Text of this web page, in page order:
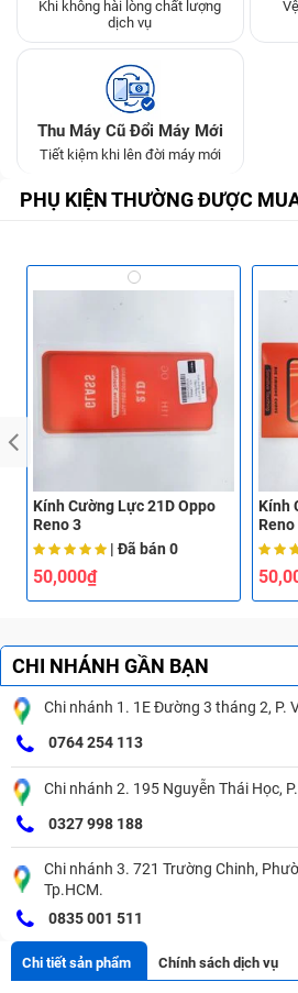
Khi không hài lòng chất lượng
dịch vụ
Thu Máy Cũ Đổi Máy Mới
Tiết kiệm khi lên đời máy mới
PHỤ KIỆN THƯỜNG ĐƯỢC
Kính Cường Lực 21D Oppo
Reno 3
| Đã bán 0
50,000₫
Kính
CHI NHÁNH GẦN BẠN
Chi nhánh 1. 1E Đường 3 tháng 2, P.
0764 254 113
Chi nhánh 2. 195 Nguyễn Thái Học,
0327 998 188
Chi nhánh 3. 721 Trường Chinh,
Tp.HCM.
0835 001 511
Chi tiết sản phẩm Chính sách dịch vụ